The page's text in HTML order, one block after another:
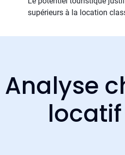
supérieurs à la location
Analyse